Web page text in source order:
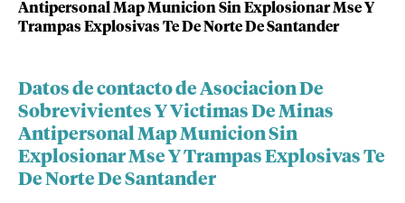
Antipersonal Map Municion Sin Explosionar Mse Y
Trampas Explosivas Te De Norte De Santander
Datos de contacto de Asociacion De
Sobrevivientes Y Victimas De Minas
Antipersonal Map Municion Sin
Explosionar Mse Y Trampas Explosivas Te
De Norte De Santander